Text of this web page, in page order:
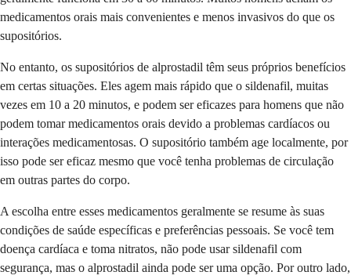
medicamentos orais mais convenientes e menos invasivos do que os
supositórios.
No entanto, os supositórios de alprostadil têm seus próprios benefícios
em certas situações. Eles agem mais rápido que o sildenafil, muitas
vezes em 10 a 20 minutos, e podem ser eficazes para homens que não
podem tomar medicamentos orais devido a problemas cardíacos ou
interações medicamentosas. O supositório também age localmente, por
isso pode ser eficaz mesmo que você tenha problemas de circulação
em outras partes do corpo.
A escolha entre esses medicamentos geralmente se resume às suas
condições de saúde específicas e preferências pessoais. Se você tem
doença cardíaca e toma nitratos, não pode usar sildenafil com
segurança, mas o alprostadil ainda pode ser uma opção. Por outro lado,